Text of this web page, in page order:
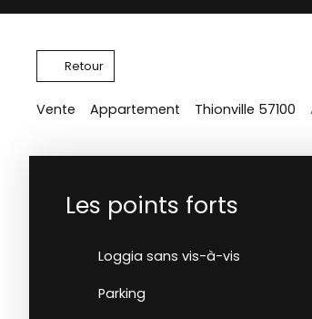
Retour
Vente Appartement Thionville 57100
Les points forts
Loggia sans vis-à-vis
Parking